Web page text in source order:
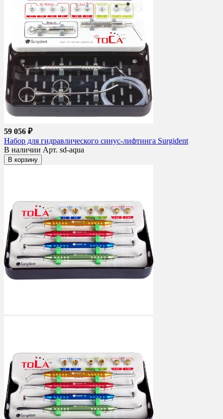
59 056 ₽
Набор для гидравлического синус-лифтинга Surgident
В наличии Арт. sd-aqua
В корзину